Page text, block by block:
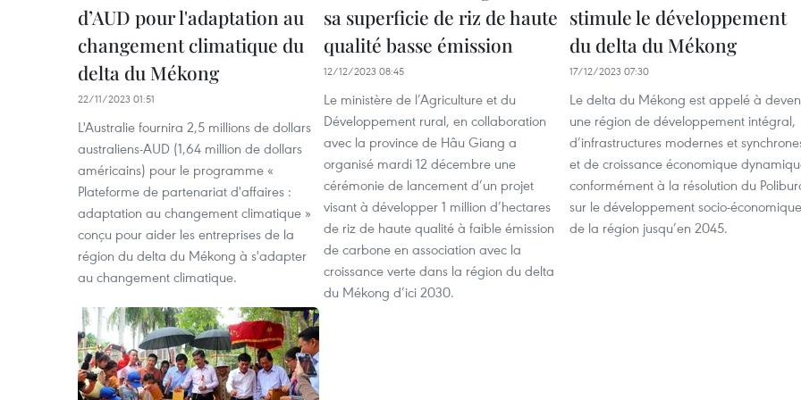
d’AUD pour l'adaptation au
changement climatique du
delta du Mékong
22/11/2023 01:51
L'Australie fournira 2,5 millions de dollars
australiens-AUD (1,64 million de dollars
américains) pour le programme «
Plateforme de partenariat d'affaires :
adaptation au changement climatique »
conçu pour aider les entreprises de la
région du delta du Mékong à s'adapter
au changement climatique.
sa superficie de riz de haute
qualité basse émission
12/12/2023 08:45
Le ministère de l’Agriculture et du
Développement rural, en collaboration
avec la province de Hâu Giang a
organisé mardi 12 décembre une
cérémonie de lancement d’un projet
visant à développer 1 million d’hectares
de riz de haute qualité à faible émission
de carbone en association avec la
croissance verte dans la région du delta
du Mékong d’ici 2030.
stimule le développement
du delta du Mékong
17/12/2023 07:30
Le delta du Mékong est appelé à
une région de développement intégral,
d’infrastructures modernes et
et de croissance économique
conformément à la résolution du
sur le développement socio-économique
de la région jusqu’en 2045.